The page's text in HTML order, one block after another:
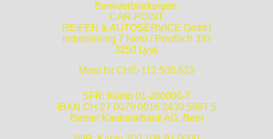
Bankverbindungen;
CAR-POINT
REIFEN & AUTOSERVICE GmbH
Industriering 7 Nord / Postfach 392
3250 Lyss
Mwst Nr CHE-112.500.623
SFR; Konto 01-200000-7
IBAN CH 27 0079 0016 2430 5967 5
Berner Kantonalbank AG, Bern